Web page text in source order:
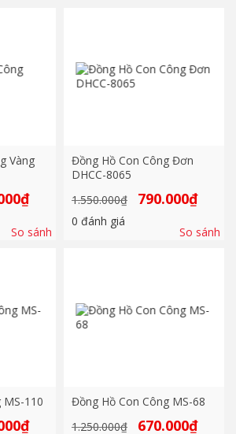
Vàng
₫Giá
là:
So sánh
Đồng Hồ Con Công Đơn
DHCC-8065
1.550.000₫
Giá
gốc
1.550.000₫.
790.000₫Giá
là:
0 đánh giá
So sánh
110
₫Giá
Đồng Hồ Con Công MS-68
1.250.000₫
Giá
670.000₫Giá